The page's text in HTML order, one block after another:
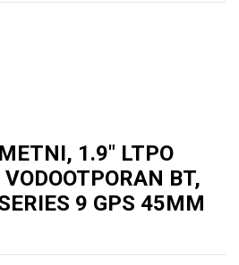
1.9" LTPO
BT,
9 GPS 45MM